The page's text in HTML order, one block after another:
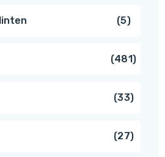
55
481481
3333
2727